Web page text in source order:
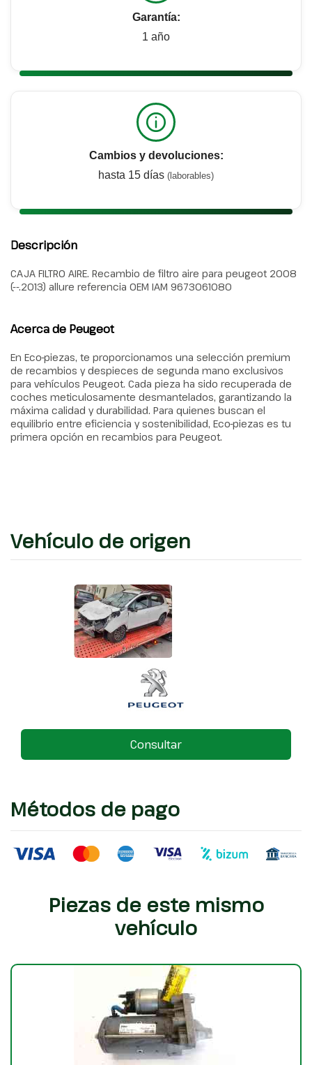
Garantía:
1 año
Cambios y devoluciones:
hasta 15 días (laborables)
Descripción
CAJA FILTRO AIRE. Recambio de filtro aire para peugeot 2008
(--.2013) allure referencia OEM IAM 9673061080
Acerca de Peugeot
En Eco-piezas, te proporcionamos una selección premium
de recambios y despieces de segunda mano exclusivos
para vehículos Peugeot. Cada pieza ha sido recuperada de
coches meticulosamente desmantelados, garantizando la
máxima calidad y durabilidad. Para quienes buscan el
equilibrio entre eficiencia y sostenibilidad, Eco-piezas es tu
primera opción en recambios para Peugeot.
Vehículo de origen
Consultar
Métodos de pago
Piezas de este mismo
vehículo